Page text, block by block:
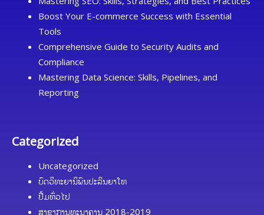
Boost Your E-commerce Success with Essential
Tools
Comprehensive Guide to Security Audits and
Compliance
Mastering Data Science: Skills, Pipelines, and
Reporting
Categorized
Uncategorized
ບົດວິທະຍານິພົນປະລິນຍາໂທ
ປື້ມທົ່ວໄປ
ສາຂາການທະນາຄານ 2018-2019